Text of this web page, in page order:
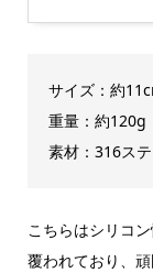
サイズ：約
重量：約120g
素材：316ス
こちらはシリコ
覆われており、